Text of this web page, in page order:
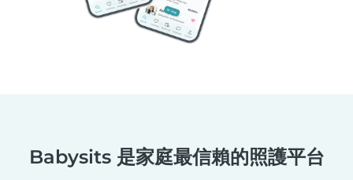
Babysits 是家庭最信賴的照護平台